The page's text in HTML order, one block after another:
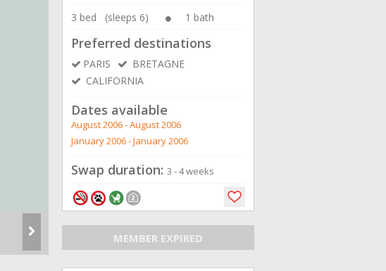
3 bed (sleeps 6) 1 bath
Preferred destinations
PARIS
BRETAGNE
CALIFORNIA
Dates available
August 2006 - August 2006
January 2006 - January 2006
Swap duration: 3 - 4 weeks
MEMBER EXPIRED